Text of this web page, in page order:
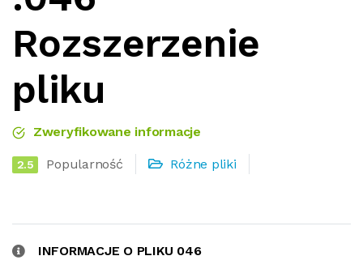
Rozszerzenie
pliku
Zweryfikowane informacje
2.5 Popularność Różne pliki
INFORMACJE O PLIKU 046